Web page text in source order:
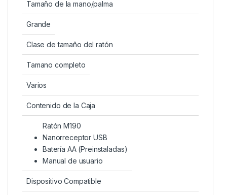
Tamaño de la mano/palma
Grande
Clase de tamaño del ratón
Tamano completo
Varios
Contenido de la Caja
Ratón M190
Nanorreceptor USB
Batería AA (Preinstaladas)
Manual de usuario
Dispositivo Compatible